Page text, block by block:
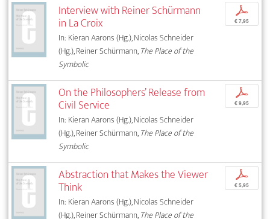
Interview with Reiner Schürmann
in La Croix
In: Kieran Aarons (Hg.), Nicolas Schneider
(Hg.), Reiner Schürmann,The Place of the
Symbolic
p
€ 7,95
On the Philosophers’ Release from
Civil Service
In: Kieran Aarons (Hg.), Nicolas Schneider
(Hg.), Reiner Schürmann,The Place of the
Symbolic
p
€ 9,95
Abstraction that Makes the Viewer
Think
In: Kieran Aarons (Hg.), Nicolas Schneider
(Hg.), Reiner Schürmann,The Place of the
p
€ 5,95